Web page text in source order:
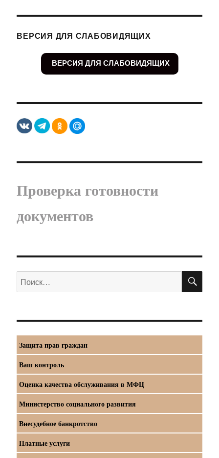
ВЕРСИЯ ДЛЯ СЛАБОВИДЯЩИХ
ВЕРСИЯ ДЛЯ СЛАБОВИДЯЩИХ
Проверка готовности
документов
Искать:
Защита прав граждан
Ваш контроль
Оценка качества обслуживания в МФЦ
Министерство социального развития
Внесудебное банкротство
Платные услуги